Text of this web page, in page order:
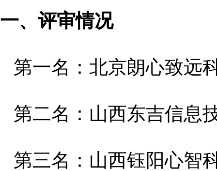
一、评审情况
第一名：北京朗心致远
第二名：山西东吉信息
第三名：山西钰阳心智